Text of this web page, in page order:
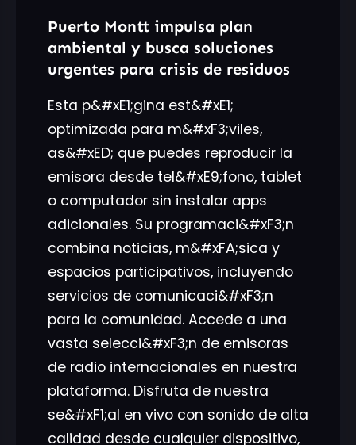
Puerto Montt impulsa plan
ambiental y busca soluciones
urgentes para crisis de residuos
Esta p&#xE1;gina est&#xE1;
optimizada para m&#xF3;viles,
as&#xED; que puedes reproducir la
emisora desde tel&#xE9;fono, tablet
o computador sin instalar apps
adicionales. Su programaci&#xF3;n
combina noticias, m&#xFA;sica y
espacios participativos, incluyendo
servicios de comunicaci&#xF3;n
para la comunidad. Accede a una
vasta selecci&#xF3;n de emisoras
de radio internacionales en nuestra
plataforma. Disfruta de nuestra
se&#xF1;al en vivo con sonido de alta
calidad desde cualquier dispositivo,